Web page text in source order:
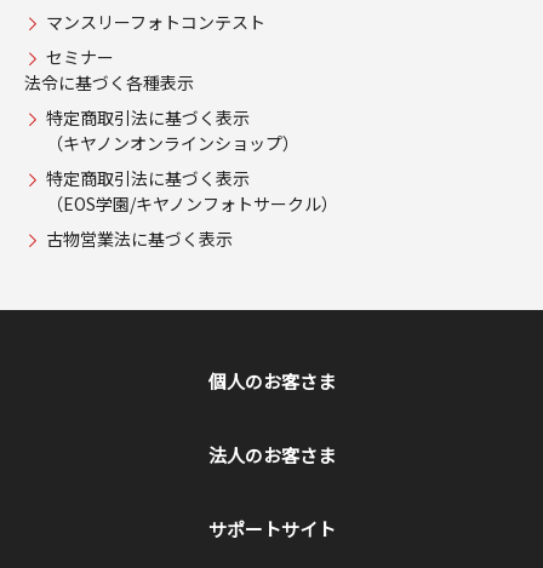
マンスリーフォトコンテスト
セミナー
法令に基づく各種表示
特定商取引法に基づく表示
（キヤノンオンラインショップ）
特定商取引法に基づく表示
（EOS学園/キヤノンフォトサークル）
古物営業法に基づく表示
個人のお客さま
法人のお客さま
サポートサイト